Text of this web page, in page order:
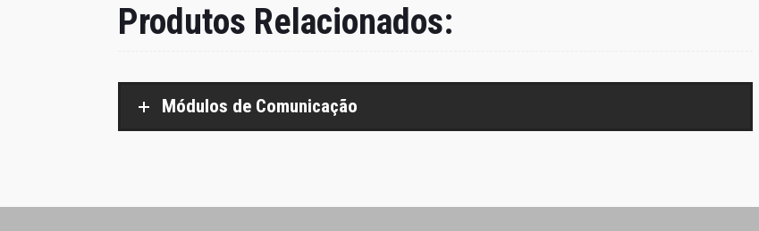
Produtos Relacionados:
Módulos de Comunicação